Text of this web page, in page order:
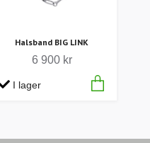
Halsband BIG LINK
6 900 kr
I lager